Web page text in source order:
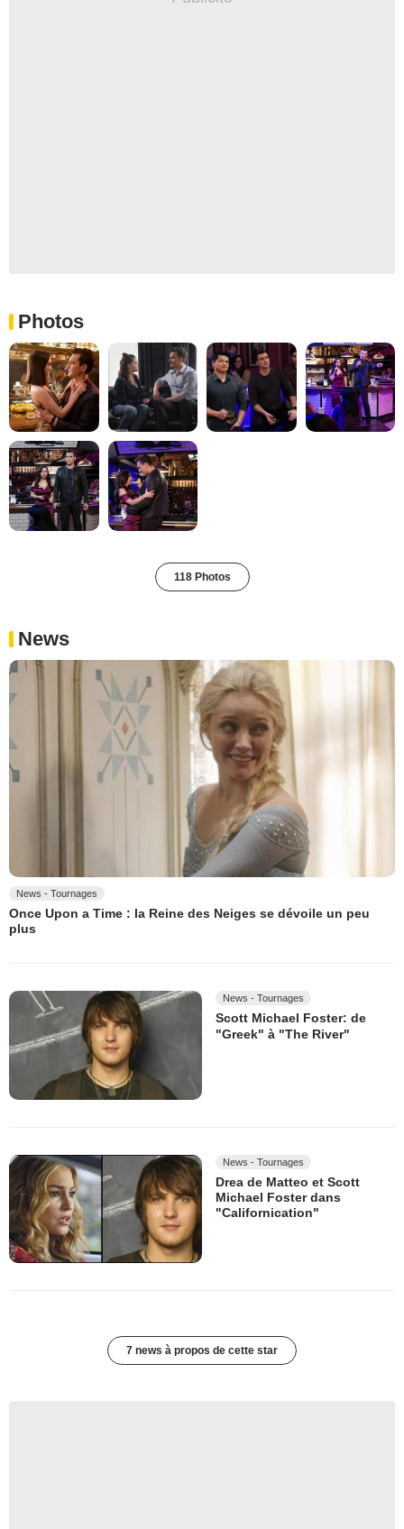
Photos
118 Photos
News
News - Tournages
Once Upon a Time : la Reine des Neiges se dévoile un peu
plus
News - Tournages
Scott Michael Foster: de
"Greek" à "The River"
News - Tournages
Drea de Matteo et Scott
Michael Foster dans
"Californication"
7 news à propos de cette star